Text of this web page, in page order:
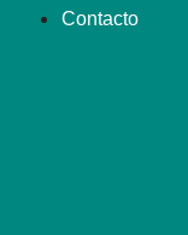
Contacto